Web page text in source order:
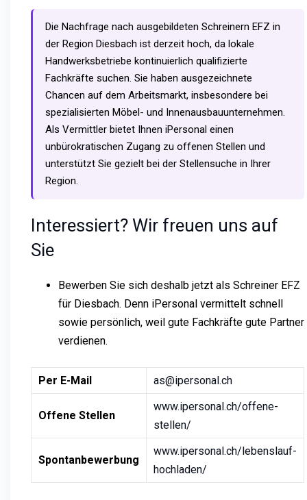
Die Nachfrage nach ausgebildeten Schreinern EFZ in
der Region Diesbach ist derzeit hoch, da lokale
Handwerksbetriebe kontinuierlich qualifizierte
Fachkräfte suchen. Sie haben ausgezeichnete
Chancen auf dem Arbeitsmarkt, insbesondere bei
spezialisierten Möbel- und Innenausbauunternehmen.
Als Vermittler bietet Ihnen iPersonal einen
unbürokratischen Zugang zu offenen Stellen und
unterstützt Sie gezielt bei der Stellensuche in Ihrer
Region.
Interessiert? Wir freuen uns auf
Sie
Bewerben Sie sich deshalb jetzt als Schreiner EFZ
für Diesbach. Denn iPersonal vermittelt schnell
sowie persönlich, weil gute Fachkräfte gute Partner
verdienen.
Per E-Mail as@ipersonal.ch
Offene Stellen
www.ipersonal.ch/offene-
stellen/
Spontanbewerbung
www.ipersonal.ch/lebenslauf-
hochladen/